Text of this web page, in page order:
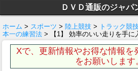
ＤＶＤ通販のジャパ
ホーム > スポーツ > 陸上競技 > トラック競
本一の練習法 > 【1】 効率のいい走りを手に
Xで、更新情報やお得な情報を
をお願いします